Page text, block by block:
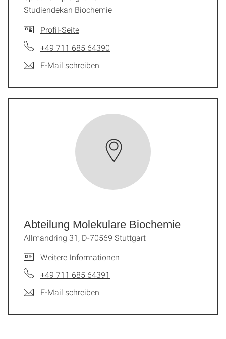
Studiendekan Biochemie
Profil-Seite
+49 711 685 64390
E-Mail schreiben
Abteilung Molekulare Biochemie
Allmandring 31, D-70569 Stuttgart
Weitere Informationen
+49 711 685 64391
E-Mail schreiben